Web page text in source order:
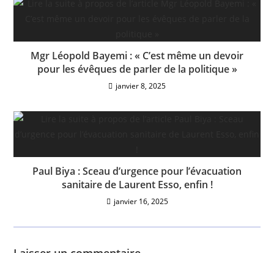
Mgr Léopold Bayemi : « C’est même un devoir
pour les évêques de parler de la politique »
janvier 8, 2025
Paul Biya : Sceau d’urgence pour l’évacuation
sanitaire de Laurent Esso, enfin !
janvier 16, 2025